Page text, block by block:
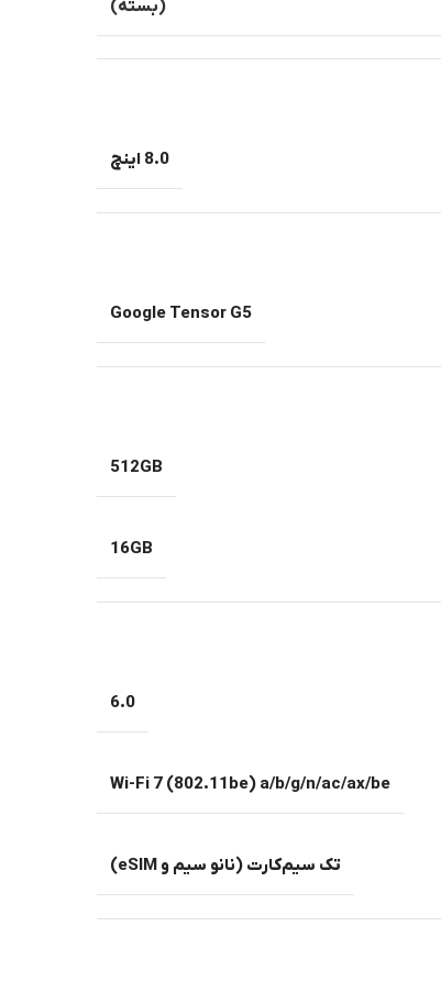
(بسته)
8.0 اینچ
Google Tensor G5
512GB
16GB
6.0
Wi-Fi 7 (802.11be) a/b/g/n/ac/ax/be
تک سیم‌کارت (نانو سیم و eSIM)